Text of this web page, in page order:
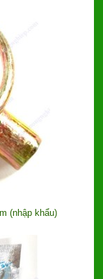
(nhập khẩu)